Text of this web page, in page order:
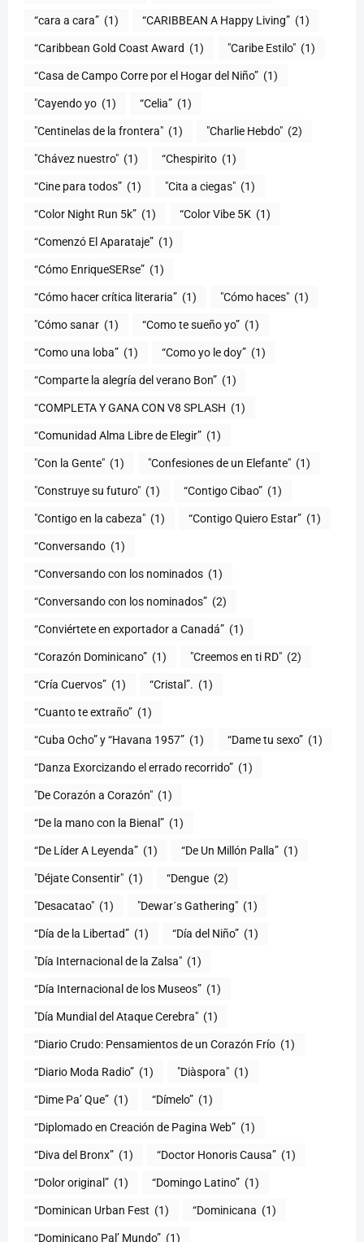
“cara a cara” (1) “CARIBBEAN A Happy Living” (1)
(1) "Caribe Estilo" (1)
“Casa de Campo Corre por el Hogar del Niño” (1)
"Cayendo yo (1) (1)
"Centinelas de la frontera" (1) "Charlie Hebdo" (2)
"Chávez nuestro" (1) “Chespirito (1)
“Cine para todos” (1) "Cita a ciegas" (1)
“Color Night Run 5k” (1) “Color Vibe 5K (1)
“Comenzó El Aparataje” (1)
“Cómo EnriqueSERse” (1)
(1) "Cómo haces" (1)
"Cómo sanar (1) “Como te sueño yo” (1)
“Como una loba” (1) “Como yo le doy” (1)
“Comparte la alegría del verano Bon” (1)
“COMPLETA Y GANA CON V8 SPLASH (1)
“Comunidad Alma Libre de Elegir” (1)
"Con la Gente" (1) "Confesiones de un Elefante" (1)
"Construye su futuro" (1) “Contigo Cibao” (1)
"Contigo en la cabeza" (1) “Contigo Quiero Estar” (1)
“Conversando (1)
“Conversando con los nominados (1)
“Conversando con los nominados” (2)
“Conviértete en exportador a Canadá” (1)
“Corazón Dominicano” (1) "Creemos en ti RD" (2)
“Cría Cuervos” (1) “Cristal”. (1)
“Cuanto te extraño” (1)
“Cuba Ocho” y “Havana 1957” (1) “Dame tu sexo” (1)
“Danza Exorcizando el errado recorrido” (1)
"De Corazón a Corazón" (1)
(1)
“De Líder A Leyenda” (1) “De Un Millón Palla” (1)
"Déjate Consentir" (1) “Dengue (2)
"Desacatao" (1) "Dewar´s Gathering" (1)
(1) “Día del Niño” (1)
"Día Internacional de la Zalsa" (1)
“Día Internacional de los Museos” (1)
"Día Mundial del Ataque Cerebra" (1)
“Diario Crudo: Pensamientos de un Corazón Frío (1)
“Diario Moda Radio” (1) (1)
“Dime Pa’ Que” (1) “Dímelo” (1)
“Diplomado en Creación de Pagina Web” (1)
“Diva del Bronx” (1) “Doctor Honoris Causa” (1)
“Dolor original” (1) “Domingo Latino” (1)
“Dominican Urban Fest (1) “Dominicana (1)
“Dominicano Pal’ Mundo” (1)